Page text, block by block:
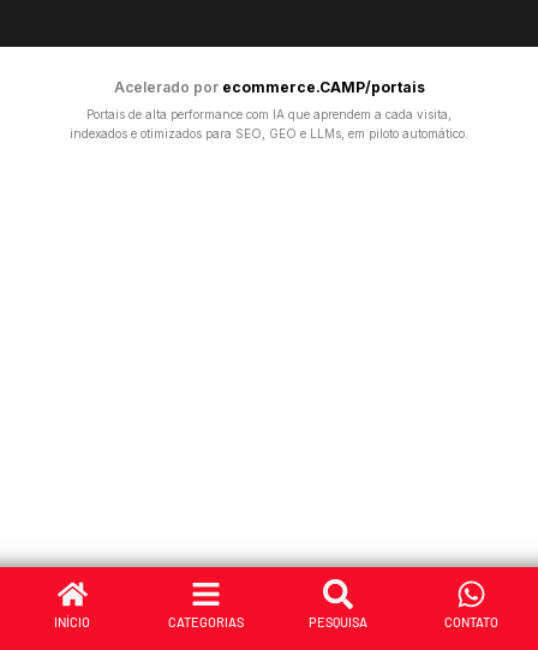
INÍCIO CATEGORIAS PESQUISA CONTATO
Acelerado por ecommerce.CAMP/portais
Portais de alta performance com IA que aprendem a cada visita,
indexados e otimizados para SEO, GEO e LLMs, em piloto automático.